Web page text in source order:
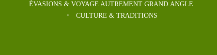
ÉVASIONS & VOYAGE AUTREMENT GRAND ANGLE
CULTURE & TRADITIONS